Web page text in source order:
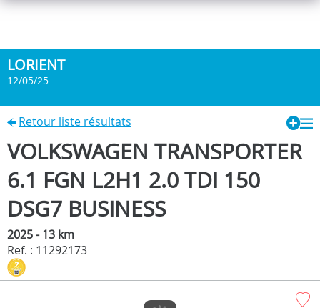
LORIENT
12/05/25
Retour liste résultats
VOLKSWAGEN TRANSPORTER
6.1 FGN L2H1 2.0 TDI 150
DSG7 BUSINESS
2025 - 13 km
Ref. : 11292173